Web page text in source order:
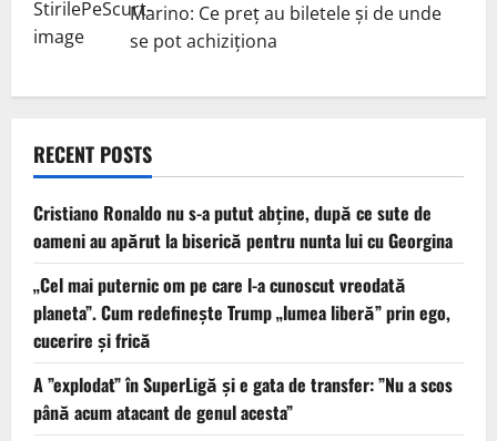
Marino: Ce preț au biletele și de unde
se pot achiziționa
RECENT POSTS
Cristiano Ronaldo nu s-a putut abține, după ce sute de
oameni au apărut la biserică pentru nunta lui cu Georgina
„Cel mai puternic om pe care l-a cunoscut vreodată
planeta”. Cum redefinește Trump „lumea liberă” prin ego,
cucerire și frică
A ”explodat” în SuperLigă și e gata de transfer: ”Nu a scos
până acum atacant de genul acesta”